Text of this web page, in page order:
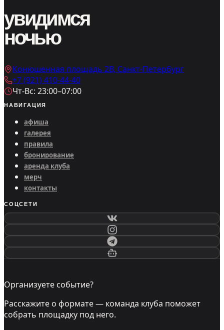
увидимся
ночью
Конюшенная площадь 2В, Санкт-Петербург
+7 (921) 410-44-40
Чт-Вс: 23:00–07:00
НАВИГАЦИЯ
афиша
галерея
правила
бронирование
аренда клуба
мерч
контакты
СОЦСЕТИ
Организуете событие?
Расскажите о формате — команда клуба поможет
собрать площадку под него.